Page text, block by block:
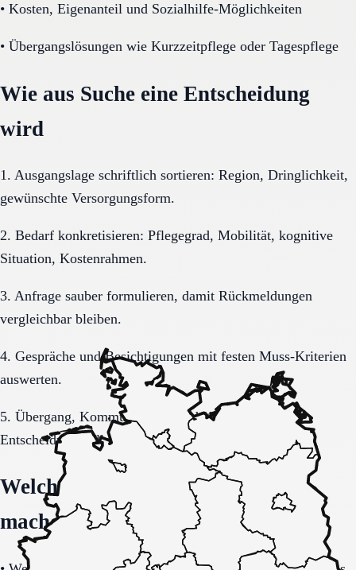
• Kosten, Eigenanteil und Sozialhilfe-Möglichkeiten
• Übergangslösungen wie Kurzzeitpflege oder Tagespflege
Wie aus Suche eine Entscheidung
wird
1. Ausgangslage schriftlich sortieren: Region, Dringlichkeit,
gewünschte Versorgungsform.
2. Bedarf konkretisieren: Pflegegrad, Mobilität, kognitive
Situation, Kostenrahmen.
3. Anfrage sauber formulieren, damit Rückmeldungen
vergleichbar bleiben.
4. Gespräche und Besichtigungen mit festen Muss-Kriterien
auswerten.
5. Übergang, Kommunikation und Kosten vor der
Entscheidung vollständig klären.
Welche Fragen den Unterschied
machen